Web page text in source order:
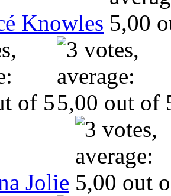
Knowles
Jolie